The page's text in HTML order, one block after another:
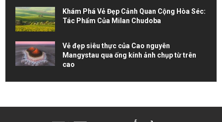
Khám Phá Vẻ Đẹp Cảnh Quan Cộng Hòa Séc:
Tác Phẩm Của Milan Chudoba
Vẻ đẹp siêu thực của Cao nguyên
Mangystau qua ống kính ảnh chụp từ trên
cao